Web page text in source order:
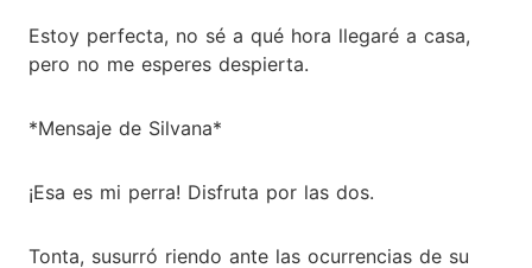
Estoy perfecta, no sé a qué hora llegaré a casa,
pero no me esperes despierta.
*Mensaje de Silvana*
¡Esa es mi perra! Disfruta por las dos.
Tonta, susurró riendo ante las ocurrencias de su